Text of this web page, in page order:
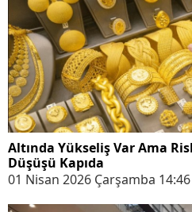
Altında Yükseliş Var Ama
Düşüşü Kapıda
01 Nisan 2026 Çarşamba 14:46